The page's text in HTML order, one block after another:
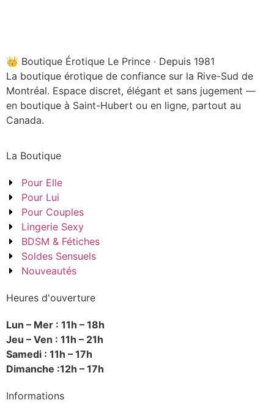
👑 Boutique Érotique Le Prince · Depuis 1981
La boutique érotique de confiance sur la Rive-Sud de
Montréal. Espace discret, élégant et sans jugement —
en boutique à Saint-Hubert ou en ligne, partout au
Canada.
La Boutique
Pour Elle
Pour Lui
Pour Couples
Lingerie Sexy
BDSM & Fétiches
Soldes Sensuels
Nouveautés
Heures d'ouverture
Lun – Mer : 11h – 18h
Jeu – Ven : 11h – 21h
Samedi : 11h – 17h
Dimanche :12h – 17h
Informations